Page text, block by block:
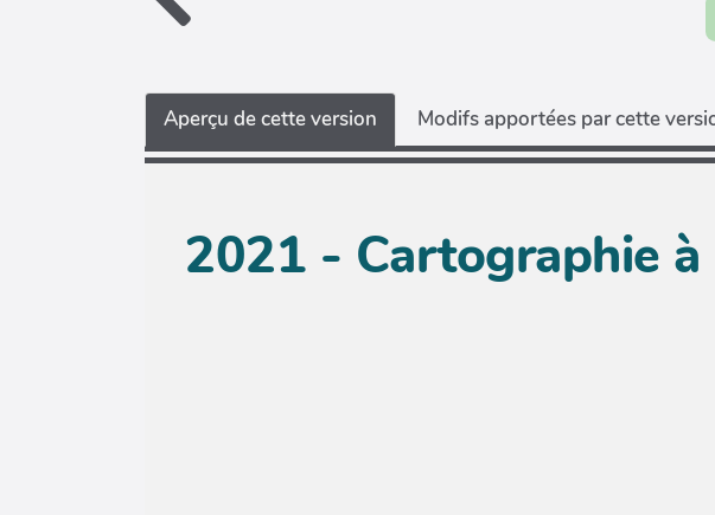
Aperçu de cette version Modifs apportées par cette
2021 - Cartographie